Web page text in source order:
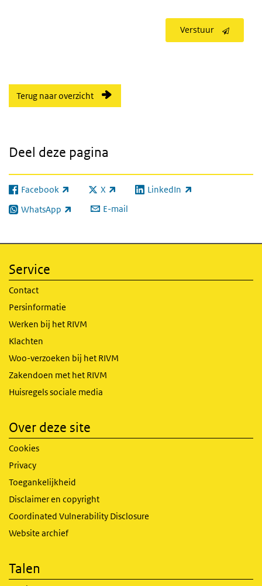
Verstuur
Terug naar overzicht
Deel deze pagina
Facebook
(externe link) X
(externe link) LinkedIn
(externe link)
WhatsApp
(externe link) E-mail
Service
Contact
Persinformatie
Werken bij het RIVM
Klachten
Woo-verzoeken bij het RIVM
Zakendoen met het RIVM
Huisregels sociale media
Over deze site
Cookies
Privacy
Toegankelijkheid
Disclaimer en copyright
Coordinated Vulnerability Disclosure
Website archief
Talen